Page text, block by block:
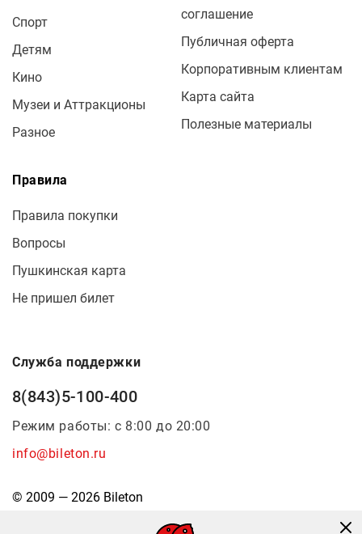
Спорт
Детям
Кино
Музеи и Аттракционы
Разное
соглашение
Публичная оферта
Корпоративным клиентам
Карта сайта
Полезные материалы
Правила
Правила покупки
Вопросы
Пушкинская карта
Не пришел билет
Служба поддержки
8(843)5-100-400
Режим работы: с 8:00 до 20:00
info@bileton.ru
© 2009 — 2026 Bileton